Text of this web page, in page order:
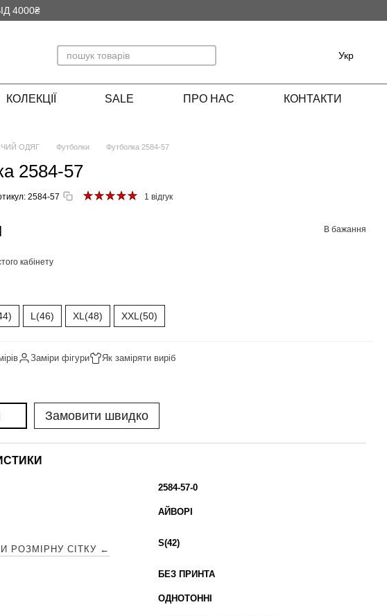
4000₴
Укр
КОЛЕКЦІЇ SALE ПРО НАС КОНТАКТИ
ОДЯГ Футболки Футболка 2584-57
2584-57
2584-57 1 відгук
В бажання
кабінету
L(46) XL(48) XXL(50)
Заміри фігури Як заміряти виріб
Замовити швидко
2584-57-0
АЙВОРІ
РОЗМІРНУ СІТКУ ←
S(42)
БЕЗ ПРИНТА
ОДНОТОННІ